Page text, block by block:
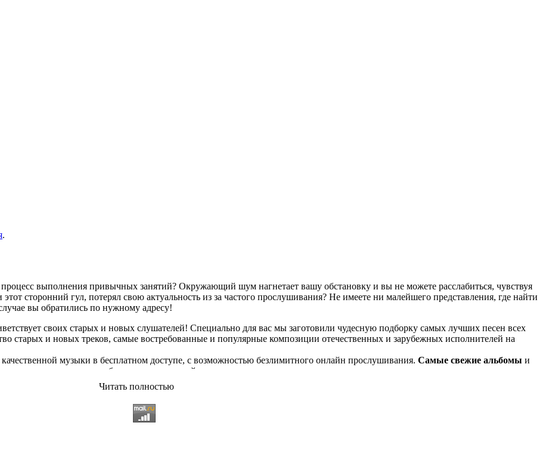
.
выполнения привычных занятий? Окружающий шум нагнетает вашу обстановку и вы не можете расслабиться, чувствуя
сторонний гул, потерял свою актуальность из за частого прослушивания? Не имеете ни малейшего представления, где найти
вы обратились по нужному адресу!
своих старых и новых слушателей! Специально для вас мы заготовили чудесную подборку самых лучших песен всех
старых и новых треков, самые востребованные и популярные композиции отечественных и зарубежных исполнителей на
музыки в бесплатном доступе, с возможностью безлимитного онлайн прослушивания. Самые свежие альбомы и
любимых исполнителей, и актуальные, всеми известные композиции старых времен.
ассортимент на любой вкус, и все это только на платформе KGZ Music. Наша команда с большой ответственностью
в различных музыкальных направлениях.
тщательно подобранному контенту, и предлагаем вам возможность предварительного прослушивания перед загрузкой. Мы также
возникающие неудобства. И если у вас появились какие либо неполадки в процессе, то вы всегда можете связаться с нашей
использовании данного сайта. С заботой о вас, мы разработали достаточно простой и удобный в использовании, и тем не
всяких затруднений сможете найти желаемую композицию посредством использования поисковой строки, а также сможете
Читать полностью